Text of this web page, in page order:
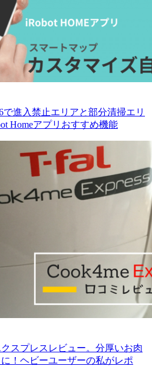
で進入禁止エリアと部分清掃エリ
Homeアプリおすすめ機能
スプレスレビュー。分厚いお肉
！ヘビーユーザーの私がレポ